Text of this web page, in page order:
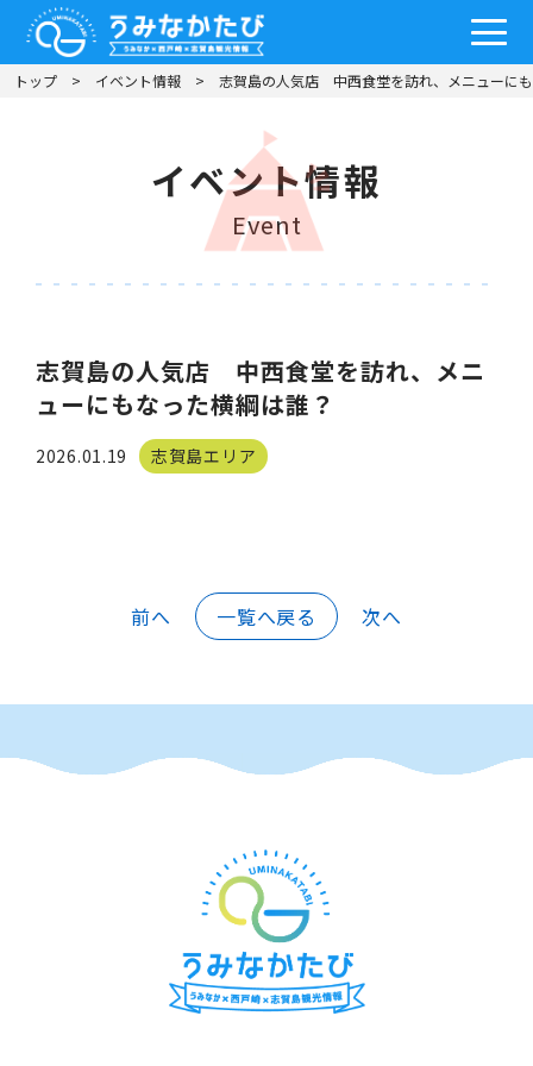
トップ イベント情報 志賀島の人気店 中西食堂を訪れ、メニューに
イベント情報
Event
志賀島の人気店 中西食堂を訪れ、メニ
ューにもなった横綱は誰？
2026.01.19 志賀島エリア
前へ 一覧へ戻る 次へ